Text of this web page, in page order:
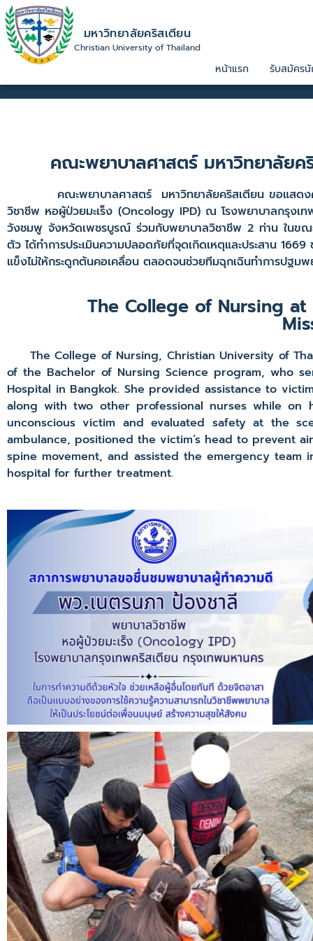
มหาวิทยาลัยคริสเตียน
Christian University of Thailand
หน้าแรก รับสมัคร
คณะพยาบาลศาสตร์ มหาวิทยาลัย
คณะพยาบาลศาสตร์ มหาวิทยาลัยคริสเตียน ขอแสดงคว
วิชาชีพ หอผู้ป่วยมะเร็ง (Oncology IPD) ณ โรงพยาบาลกรุงเท
วังชมพู จังหวัดเพชรบูรณ์ ร่วมกับพยาบาลวิชาชีพ 2 ท่าน ในขณะ
ตัว ได้ทำการประเมินความปลอดภัยที่จุดเกิดเหตุและประสาน
แข็งไม่ให้กระดูกต้นคอเคลื่อน ตลอดจนช่วยทีมฉุกเฉินทำการปฐม
The College of Nursing
The College of Nursing, Christian University of
of the Bachelor of Nursing Science program, who
Hospital in Bangkok. She provided assistance to
along with two other professional nurses while on
unconscious victim and evaluated safety at the
ambulance, positioned the victim’s head to prevent
spine movement, and assisted the emergency
hospital for further treatment.